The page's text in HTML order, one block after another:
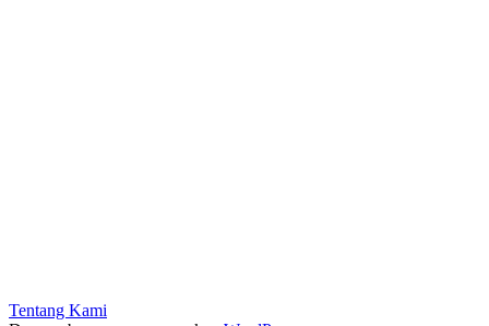
Tentang Kami